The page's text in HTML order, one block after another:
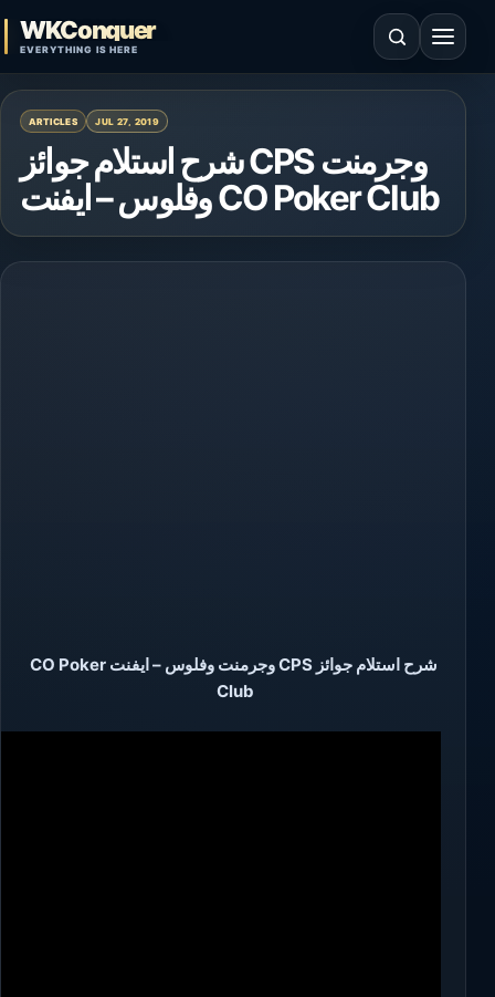
WKConquer
EVERYTHING IS HERE
Open search Open
ARTICLES JUL 27, 2019
شرح استلام جوائز CPS وجرمنت
وفلوس – ايفنت CO Poker Club
شرح استلام جوائز CPS وجرمنت وفلوس – ايفنت CO Poker
Club